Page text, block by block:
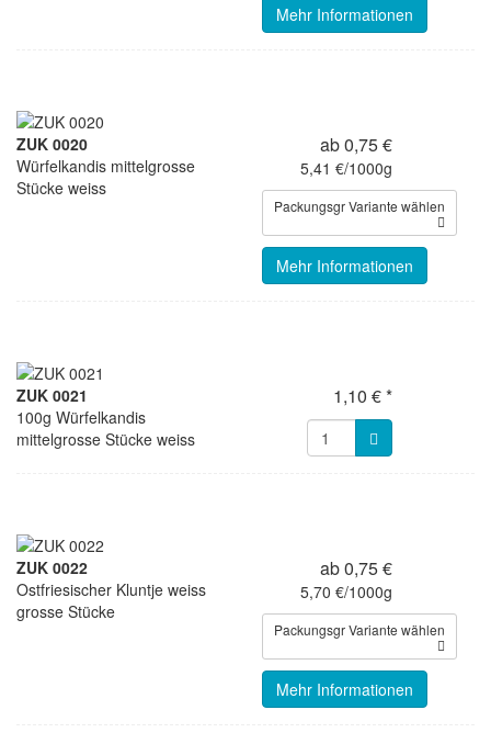
Mehr Informationen
ZUK 0020
Würfelkandis mittelgrosse
Stücke weiss
ab 0,75 €
5,41 €/1000g
Packungsgr Variante wählen
Mehr Informationen
ZUK 0021
100g Würfelkandis
mittelgrosse Stücke weiss
1,10 € *
ZUK 0022
Ostfriesischer Kluntje weiss
grosse Stücke
ab 0,75 €
5,70 €/1000g
Packungsgr Variante wählen
Mehr Informationen